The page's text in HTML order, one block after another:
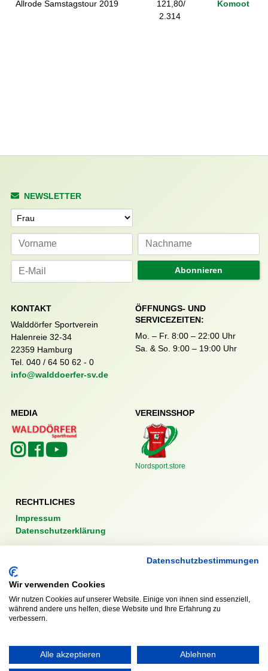
Allrode Samstagstour 2019
121,80/
2.314
Komoot
NEWSLETTER
Anrede
Abonnieren
KONTAKT
Walddörfer Sportverein
Halenreie 32-34
22359 Hamburg
Tel. 040 / 64 50 62 - 0
info@walddoerfer-sv.de
ÖFFNUNGS- UND
SERVICEZEITEN:
Mo. – Fr. 8:00 – 22:00 Uhr
Sa. & So. 9:00 – 19:00 Uhr
MEDIA VEREINSSHOP
Nordsport.store
RECHTLICHES
Impressum
Datenschutzerklärung
Ausgezeichnet mit:
Datenschutzbestimmungen
Wir verwenden Cookies
Wir nutzen Cookies auf unserer Website. Einige von ihnen sind essenziell,
während andere uns helfen, diese Website und Ihre Erfahrung zu
verbessern.
Alle akzeptieren Ablehnen